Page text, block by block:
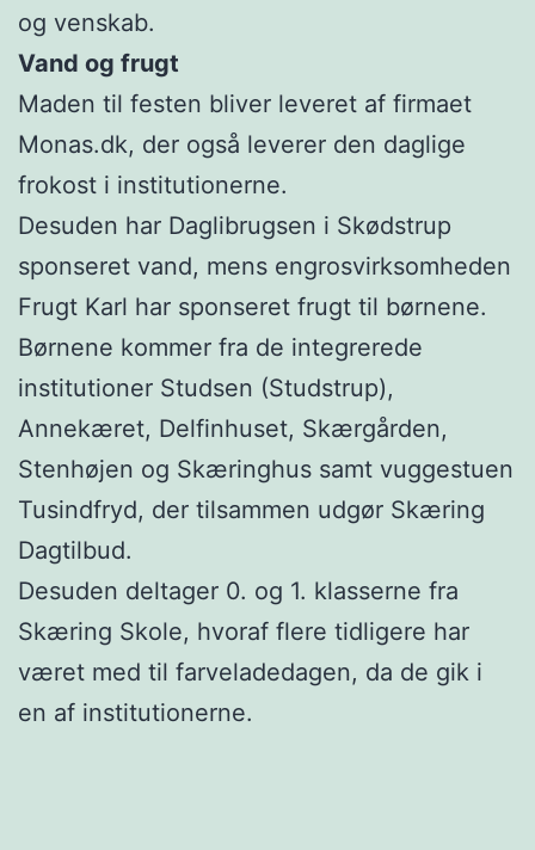
og venskab.
Vand og frugt
Maden til festen bliver leveret af firmaet
Monas.dk, der også leverer den daglige
frokost i institutionerne.
Desuden har Daglibrugsen i Skødstrup
sponseret vand, mens engrosvirksomheden
Frugt Karl har sponseret frugt til børnene.
Børnene kommer fra de integrerede
institutioner Studsen (Studstrup),
Annekæret, Delfinhuset, Skærgården,
Stenhøjen og Skæringhus samt vuggestuen
Tusindfryd, der tilsammen udgør Skæring
Dagtilbud.
Desuden deltager 0. og 1. klasserne fra
Skæring Skole, hvoraf flere tidligere har
været med til farveladedagen, da de gik i
en af institutionerne.